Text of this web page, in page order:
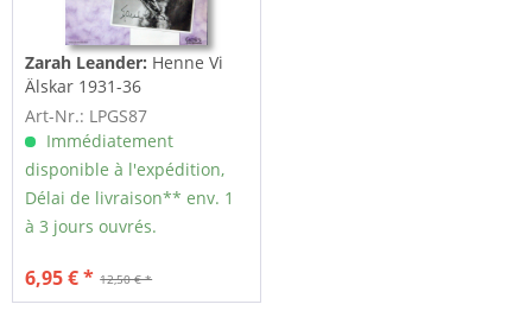
Zarah Leander: Henne Vi
Älskar 1931-36
Art-Nr.: LPGS87
Immédiatement
disponible à l'expédition,
Délai de livraison** env. 1
à 3 jours ouvrés.
12,50 € *
6,95 € *